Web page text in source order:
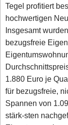
Tegel profitiert
hochwertigen
Insgesamt
bezugsfreie
1.880 Euro je
für bezugsfreie,
Spannen von
stärk-sten